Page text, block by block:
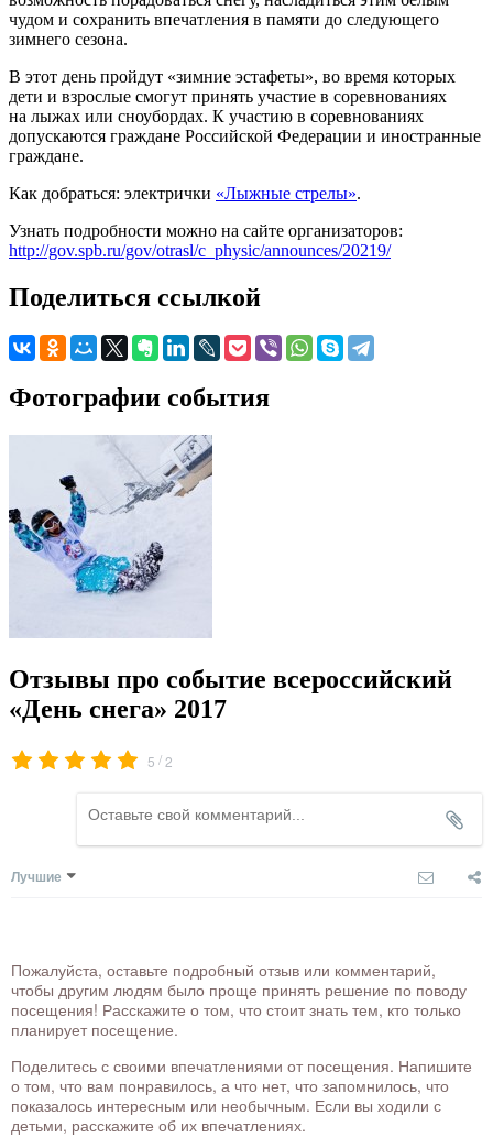
чудом и сохранить впечатления в памяти до следующего
зимнего сезона.
В этот день пройдут «зимние эстафеты», во время которых
дети и взрослые смогут принять участие в соревнованиях
на лыжах или сноубордах. К участию в соревнованиях
допускаются граждане Российской Федерации и иностранные
граждане.
Как добраться: электрички «Лыжные стрелы».
Узнать подробности можно на сайте организаторов:
http://gov.spb.ru/gov/otrasl/c_physic/announces/20219/
Поделиться ссылкой
Фотографии события
Отзывы про событие всероссийский
«День снега» 2017
5 /2
Лучшие
Пожалуйста, оставьте подробный отзыв или комментарий,
чтобы другим людям было проще принять решение по поводу
посещения! Расскажите о том, что стоит знать тем, кто только
планирует посещение.
Поделитесь с своими впечатлениями от посещения. Напишите
о том, что вам понравилось, а что нет, что запомнилось, что
показалось интересным или необычным. Если вы ходили с
детьми, расскажите об их впечатлениях.